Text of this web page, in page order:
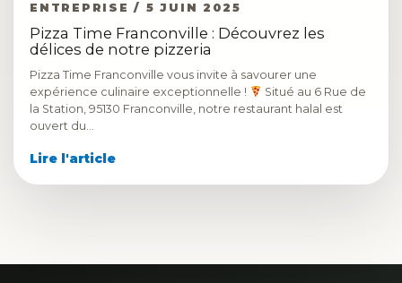
ENTREPRISE / 5 JUIN 2025
Pizza Time Franconville : Découvrez les
délices de notre pizzeria
Pizza Time Franconville vous invite à savourer une
expérience culinaire exceptionnelle !
Situé au 6 Rue de
la Station, 95130 Franconville, notre restaurant halal est
ouvert du…
Lire l'article